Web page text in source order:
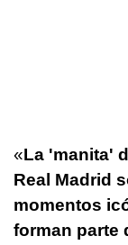
«La 'manita'
Real Madrid
momentos
forman parte